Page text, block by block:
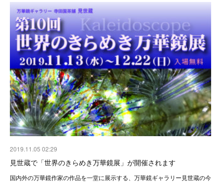
2019.11.05 02:29
見世蔵で「世界のきらめき万華鏡展」が開催されます
国内外の万華鏡作家の作品を一堂に展示する、万華鏡ギャラリー見世蔵の今